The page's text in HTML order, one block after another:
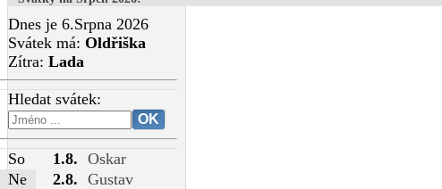
Dnes je 6.Srpna 2026
Svátek má: Oldřiška
Zítra: Lada
Hledat svátek:
So 1.8. Oskar
Ne
2.8. Gustav